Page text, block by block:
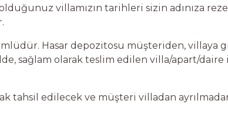
villamızın tarihleri sizin adınıza
Hasar depozitosu müşteriden, villaya
sağlam olarak teslim edilen villa/apart/daire
tahsil edilecek ve müşteri villadan